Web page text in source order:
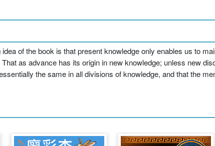
of the book is that present knowledge only enables us to
as advance has its origin in new knowledge; unless new
the same in all divisions of knowledge, and that the